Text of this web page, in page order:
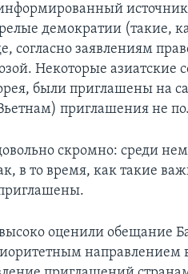
демократии (такие,
согласно заявлениям
Некоторые
были приглашены на
приглашения не
скромно: среди
в то время, как такие
оценили обещание